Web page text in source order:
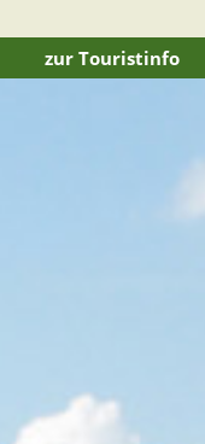
zur Touristinfo